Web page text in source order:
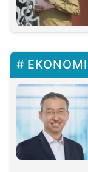
EKONOMI